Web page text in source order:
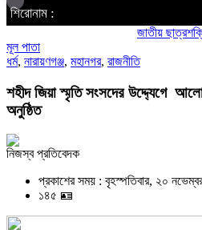
শিরোনাম :
জাতীয় ছাত্রশক্তি
মূল পাতা
ধর্ম, নারায়ণগঞ্জ, মহানগর, রাজনীতি
শহীদ জিয়া স্মৃতি সংসদের উদ্দ্যেগে
অনুষ্ঠিত
নিজস্ব প্রতিবেদক
প্রকাশের সময় : বৃহস্পতিবার, ২০
১৪৫ 🪪